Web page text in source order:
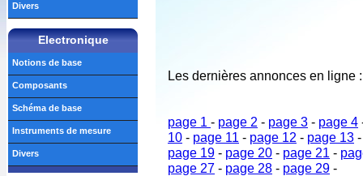
Les dernières annonces en ligne :
page 1 - page 2 - page 3 - page 4
10 - page 11 - page 12 - page 13
page 19 - page 20 - page 21 -
page 27 - page 28 - page 29 -
Divers
Electronique
Notions de base
Composants
Schéma de base
Instruments de mesure
Divers